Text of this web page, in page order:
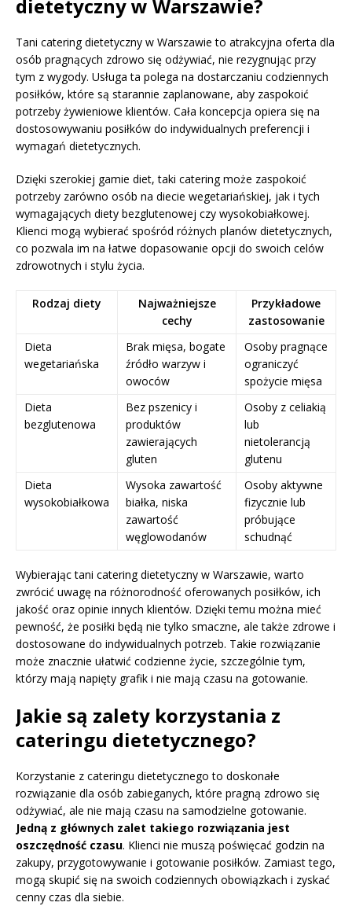
dietetyczny w Warszawie?
Tani catering dietetyczny w Warszawie to atrakcyjna oferta dla
osób pragnących zdrowo się odżywiać, nie rezygnując przy
tym z wygody. Usługa ta polega na dostarczaniu codziennych
posiłków, które są starannie zaplanowane, aby zaspokoić
potrzeby żywieniowe klientów. Cała koncepcja opiera się na
dostosowywaniu posiłków do indywidualnych preferencji i
wymagań dietetycznych.
Dzięki szerokiej gamie diet, taki catering może zaspokoić
potrzeby zarówno osób na diecie wegetariańskiej, jak i tych
wymagających diety bezglutenowej czy wysokobiałkowej.
Klienci mogą wybierać spośród różnych planów dietetycznych,
co pozwala im na łatwe dopasowanie opcji do swoich celów
zdrowotnych i stylu życia.
Rodzaj diety
Najważniejsze
cechy
Przykładowe
zastosowanie
Dieta
wegetariańska
Brak mięsa, bogate
źródło warzyw i
owoców
Osoby pragnące
ograniczyć
spożycie mięsa
Dieta
bezglutenowa
Bez pszenicy i
produktów
zawierających
gluten
Osoby z celiakią
lub
nietolerancją
glutenu
Dieta
wysokobiałkowa
Wysoka zawartość
białka, niska
zawartość
węglowodanów
Osoby aktywne
fizycznie lub
próbujące
schudnąć
Wybierając tani catering dietetyczny w Warszawie, warto
zwrócić uwagę na różnorodność oferowanych posiłków, ich
jakość oraz opinie innych klientów. Dzięki temu można mieć
pewność, że posiłki będą nie tylko smaczne, ale także zdrowe i
dostosowane do indywidualnych potrzeb. Takie rozwiązanie
może znacznie ułatwić codzienne życie, szczególnie tym,
którzy mają napięty grafik i nie mają czasu na gotowanie.
Jakie są zalety korzystania z
cateringu dietetycznego?
Korzystanie z cateringu dietetycznego to doskonałe
rozwiązanie dla osób zabieganych, które pragną zdrowo się
odżywiać, ale nie mają czasu na samodzielne gotowanie.
Jedną z głównych zalet takiego rozwiązania jest
oszczędność czasu. Klienci nie muszą poświęcać godzin na
zakupy, przygotowywanie i gotowanie posiłków. Zamiast tego,
mogą skupić się na swoich codziennych obowiązkach i zyskać
cenny czas dla siebie.